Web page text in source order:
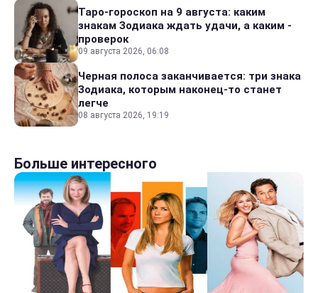
Таро-гороскоп на 9 августа: каким
знакам Зодиака ждать удачи, а каким -
проверок
09 августа 2026, 06:08
Черная полоса заканчивается: три знака
Зодиака, которым наконец-то станет
легче
08 августа 2026, 19:19
Больше интересного